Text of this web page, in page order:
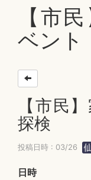
【市
ベント
【市民
探検
投稿日時 : 03/26
日時